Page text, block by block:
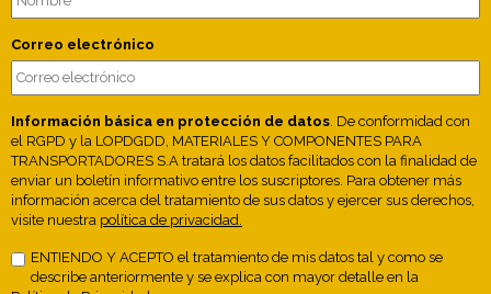
Correo electrónico
Información básica en protección de datos . De conformidad con
el RGPD y la LOPDGDD, MATERIALES Y COMPONENTES PARA
TRANSPORTADORES S.A tratará los datos facilitados con la finalidad de
enviar un boletín informativo entre los suscriptores. Para obtener más
información acerca del tratamiento de sus datos y ejercer sus derechos,
visite nuestra política de privacidad.
ENTIENDO Y ACEPTO el tratamiento de mis datos tal y como se
describe anteriormente y se explica con mayor detalle en la